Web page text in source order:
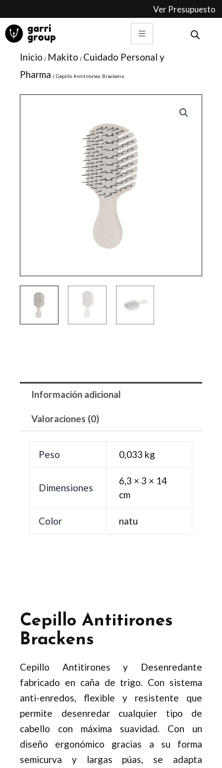
contenido
Ver Presupuesto
Inicio / Makito / Cuidado Personal y
Pharma / Cepillo Antitirones Brackens
Información adicional
Valoraciones (0)
Peso 0,033 kg
Dimensiones
6,3 × 3 × 14
cm
Color natu
Cepillo Antitirones
Brackens
Cepillo Antitirones y Desenredante
fabricado en caña de trigo. Con sistema
anti-enredos, flexible y resistente que
permite desenredar cualquier tipo de
cabello con máxima suavidad. Con un
diseño ergonómico gracias a su forma
semicurva y largas púas, se adapta